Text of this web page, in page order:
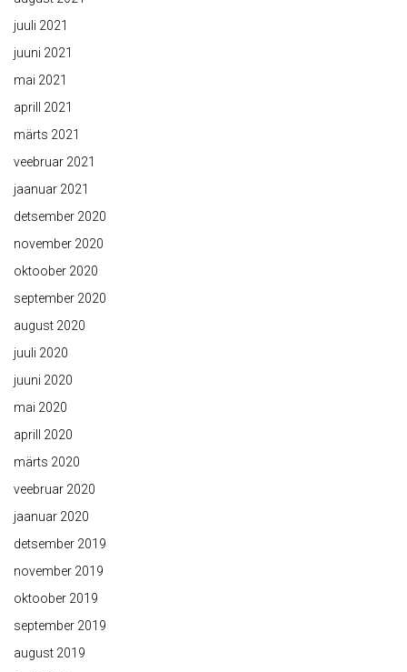
juuli 2021
juuni 2021
mai 2021
aprill 2021
märts 2021
veebruar 2021
jaanuar 2021
detsember 2020
november 2020
oktoober 2020
september 2020
august 2020
juuli 2020
juuni 2020
mai 2020
aprill 2020
märts 2020
veebruar 2020
jaanuar 2020
detsember 2019
november 2019
oktoober 2019
september 2019
august 2019